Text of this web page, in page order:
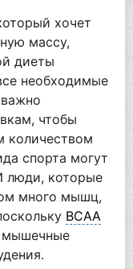
хочет
массу,
диеты
необходимые
чтобы
количеством
спорта могут
люди, которые
много мышц,
BCAA
мышечные